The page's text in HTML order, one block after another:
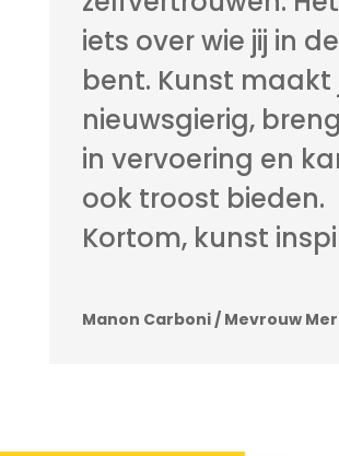
iets over wie jij in
bent. Kunst maakt
nieuwsgierig,
in vervoering en
ook troost bieden.
Kortom, kunst
Manon Carboni / Mevrouw